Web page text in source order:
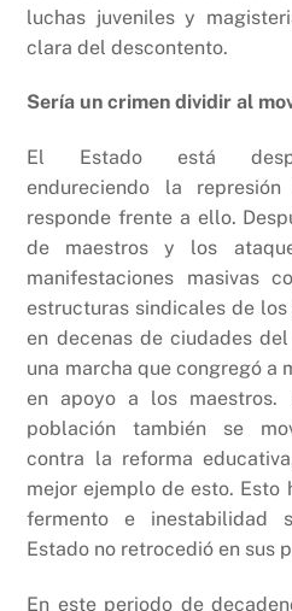
luchas juveniles y
clara del descontento.
Sería un crimen dividir al
El Estado está
endureciendo la
responde frente a ello.
de maestros y los
manifestaciones masivas
estructuras sindicales de
en decenas de ciudades
una marcha que congregó a
en apoyo a los
población también se
contra la reforma
mejor ejemplo de esto. Esto
fermento e inestabilidad
Estado no retrocedió en sus
En este periodo de